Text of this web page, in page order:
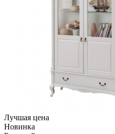
Лучшая цена
Новинка